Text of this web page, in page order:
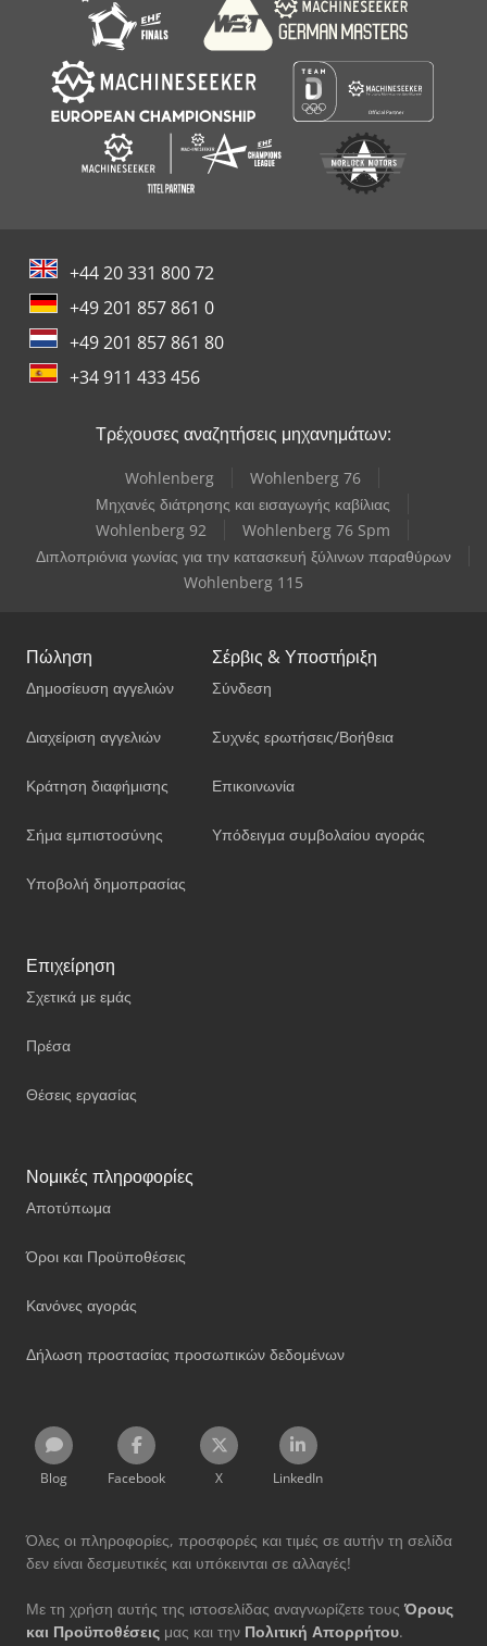
+44 20 331 800 72
+49 201 857 861 0
+49 201 857 861 80
+34 911 433 456
Τρέχουσες αναζητήσεις μηχανημάτων:
Wohlenberg
Wohlenberg 76
Μηχανές διάτρησης και εισαγωγής καβίλιας
Wohlenberg 92
Wohlenberg 76 Spm
Διπλοπριόνια γωνίας για την κατασκευή ξύλινων παραθύρων
Wohlenberg 115
Πώληση
Δημοσίευση αγγελιών
Διαχείριση αγγελιών
Κράτηση διαφήμισης
Σήμα εμπιστοσύνης
Υποβολή δημοπρασίας
Σέρβις & Υποστήριξη
Σύνδεση
Συχνές ερωτήσεις/Βοήθεια
Επικοινωνία
Υπόδειγμα συμβολαίου αγοράς
Επιχείρηση
Σχετικά με εμάς
Πρέσα
Θέσεις εργασίας
Νομικές πληροφορίες
Αποτύπωμα
Όροι και Προϋποθέσεις
Κανόνες αγοράς
Δήλωση προστασίας προσωπικών δεδομένων
Blog Facebook X LinkedIn
Όλες οι πληροφορίες, προσφορές και τιμές σε αυτήν τη σελίδα
δεν είναι δεσμευτικές και υπόκεινται σε αλλαγές!
Με τη χρήση αυτής της ιστοσελίδας αναγνωρίζετε τους Όρους
και Προϋποθέσεις μας και την Πολιτική Απορρήτου.